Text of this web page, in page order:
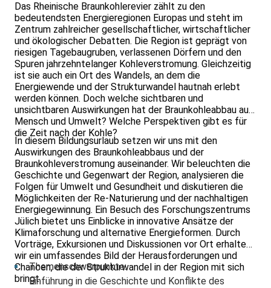
Das Rheinische Braunkohlerevier zählt zu den
bedeutendsten Energieregionen Europas und steht im
Zentrum zahlreicher gesellschaftlicher, wirtschaftlicher
und ökologischer Debatten. Die Region ist geprägt von
riesigen Tagebaugruben, verlassenen Dörfern und den
Spuren jahrzehntelanger Kohleverstromung. Gleichzeitig
ist sie auch ein Ort des Wandels, an dem die
Energiewende und der Strukturwandel hautnah erlebt
werden können. Doch welche sichtbaren und
unsichtbaren Auswirkungen hat der Braunkohleabbau auf
Mensch und Umwelt? Welche Perspektiven gibt es für
die Zeit nach der Kohle?
In diesem Bildungsurlaub setzen wir uns mit den
Auswirkungen des Braunkohleabbaus und der
Braunkohleverstromung auseinander. Wir beleuchten die
Geschichte und Gegenwart der Region, analysieren die
Folgen für Umwelt und Gesundheit und diskutieren die
Möglichkeiten der Re-Naturierung und der nachhaltigen
Energiegewinnung. Ein Besuch des Forschungszentrums
Jülich bietet uns Einblicke in innovative Ansätze der
Klimaforschung und alternative Energieformen. Durch
Vorträge, Exkursionen und Diskussionen vor Ort erhalten
wir ein umfassendes Bild der Herausforderungen und
Chancen, die der Strukturwandel in der Region mit sich
bringt.
Themenschwerpunkte:
Einführung in die Geschichte und Konflikte des